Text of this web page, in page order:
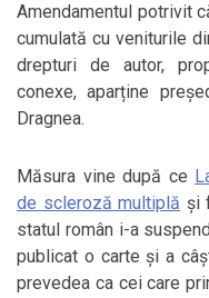
Amendamentul potrivit
cumulată cu veniturile
drepturi de autor,
conexe, aparține
Dragnea.
Măsura vine după ce
de scleroză multiplă şi
statul român i-a
publicat o carte şi a
prevedea ca cei care